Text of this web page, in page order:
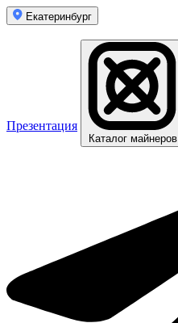
Екатеринбург
Презентация
Каталог майнеров